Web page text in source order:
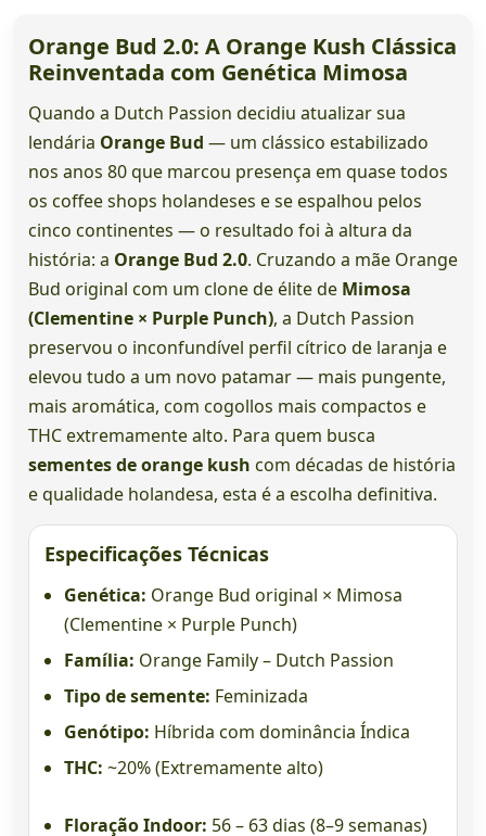
Orange Bud 2.0: A Orange Kush Clássica
Reinventada com Genética Mimosa
Quando a Dutch Passion decidiu atualizar sua
lendária Orange Bud — um clássico estabilizado
nos anos 80 que marcou presença em quase todos
os coffee shops holandeses e se espalhou pelos
cinco continentes — o resultado foi à altura da
história: a Orange Bud 2.0. Cruzando a mãe Orange
Bud original com um clone de élite de Mimosa
(Clementine × Purple Punch), a Dutch Passion
preservou o inconfundível perfil cítrico de laranja e
elevou tudo a um novo patamar — mais pungente,
mais aromática, com cogollos mais compactos e
THC extremamente alto. Para quem busca
sementes de orange kush com décadas de história
e qualidade holandesa, esta é a escolha definitiva.
Especificações Técnicas
Genética: Orange Bud original × Mimosa
(Clementine × Purple Punch)
Família: Orange Family – Dutch Passion
Tipo de semente: Feminizada
Genótipo: Híbrida com dominância Índica
THC: ~20% (Extremamente alto)
Floração Indoor: 56 – 63 dias (8–9 semanas)